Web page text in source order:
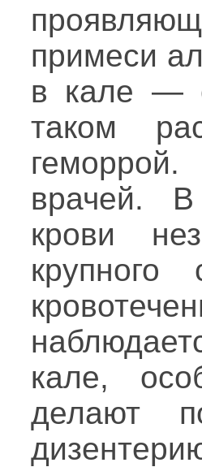
примеси
в кале —
таком
врачей.
крови
крупного
кале,
делают